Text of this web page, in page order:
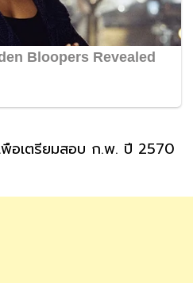
อเตรียมสอบ ก.พ. ปี 2570